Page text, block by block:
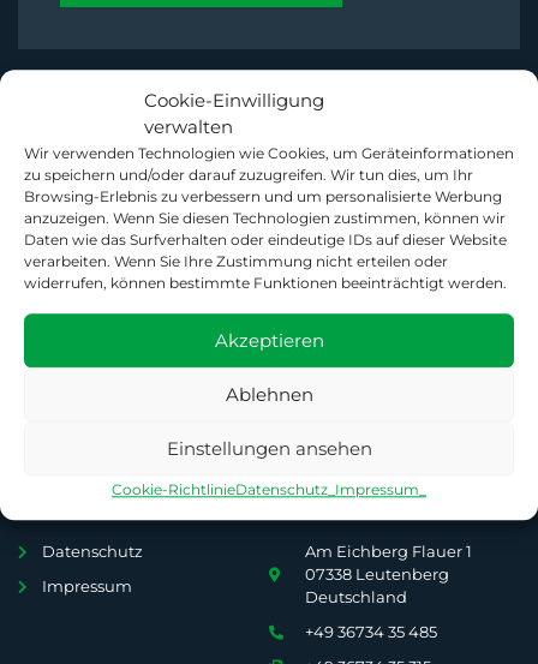
Cookie-Einwilligung
verwalten
Wir verwenden Technologien wie Cookies, um Geräteinformationen
zu speichern und/oder darauf zuzugreifen. Wir tun dies, um Ihr
Browsing-Erlebnis zu verbessern und um personalisierte Werbung
anzuzeigen. Wenn Sie diesen Technologien zustimmen, können wir
Daten wie das Surfverhalten oder eindeutige IDs auf dieser Website
verarbeiten. Wenn Sie Ihre Zustimmung nicht erteilen oder
widerrufen, können bestimmte Funktionen beeinträchtigt werden.
Akzeptieren
Ablehnen
Einstellungen ansehen
Cookie-RichtlinieDatenschutz_ Impressum_
Europas Marktführer für Anhängerkupplungen und
Transportlösungen
Unternehmen
Investor Relations
About us
Lieferanten und Partner
Rechtliches
Datenschutz
Impressum
Kontakt
Am Eichberg Flauer 1
07338 Leutenberg
Deutschland
+49 36734 35 485